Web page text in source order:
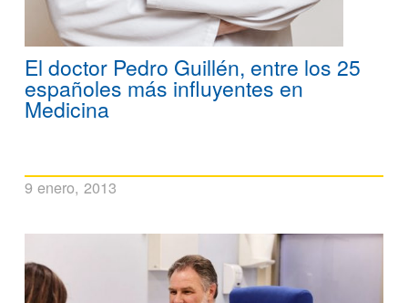
El doctor Pedro Guillén, entre los 25
españoles más influyentes en
Medicina
9 enero, 2013